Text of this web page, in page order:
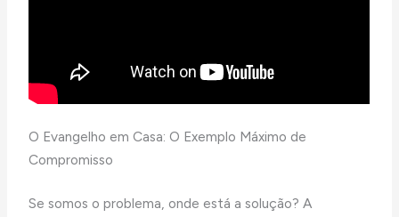
O Evangelho em Casa: O Exemplo Máximo de
Compromisso
Se somos o problema, onde está a solução? A